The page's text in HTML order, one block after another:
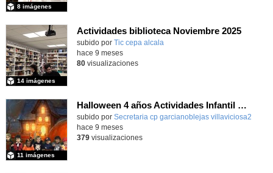
8 imágenes
Actividades biblioteca Noviembre 2025
subido por Tic cepa alcala
14 imágenes
hace 9 meses
80visualizaciones
Halloween 4 años Actividades Infantil y foto de grupo
subido por Secretaria cp garcianoblejas villaviciosa2
11 imágenes
hace 9 meses
379visualizaciones